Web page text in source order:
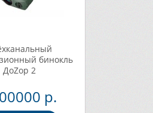
бинокль
ДоZор 2
р.